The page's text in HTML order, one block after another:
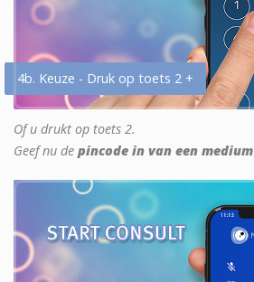
4b. Keuze - Druk op toets 2 +
Of u drukt op toets 2.
Geef nu de pincode in van een medium